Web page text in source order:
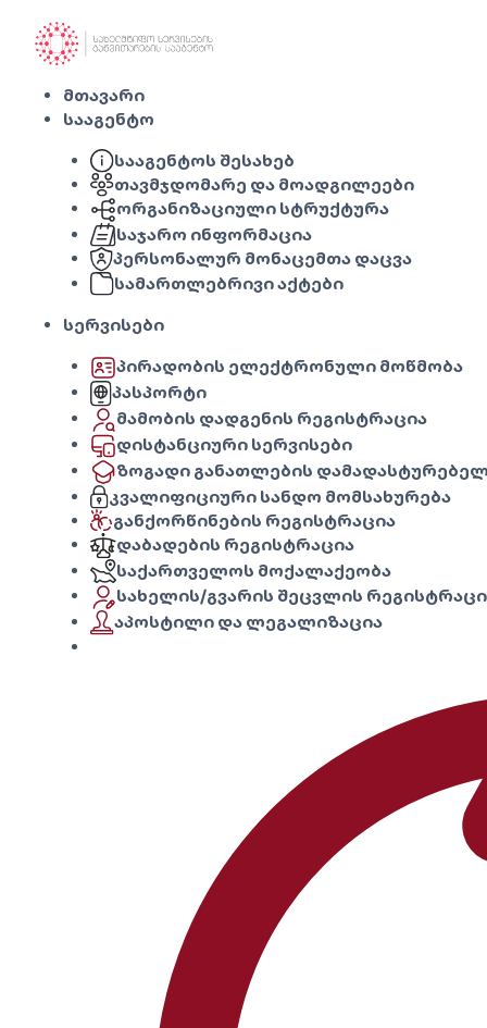
მთავარი
სააგენტო
სააგენტოს შესახებ
თავმჯდომარე და მოადგილეები
ორგანიზაციული სტრუქტურა
საჯარო ინფორმაცია
პერსონალურ მონაცემთა დაცვა
სამართლებრივი აქტები
სერვისები
პირადობის ელექტრონული მოწმობა
პასპორტი
მამობის დადგენის რეგისტრაცია
დისტანციური სერვისები
ზოგადი განათლების
კვალიფიციური სანდო მომსახურება
განქორწინების რეგისტრაცია
დაბადების რეგისტრაცია
საქართველოს მოქალაქეობა
სახელის/გვარის შეცვლის
აპოსტილი და ლეგალიზაცია